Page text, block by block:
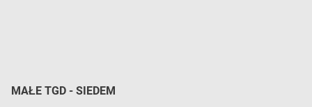
MAŁE TGD - SIEDEM